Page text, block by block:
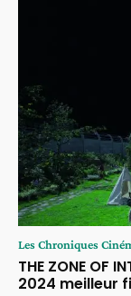
Les Chroniques
THE ZONE OF
2024 meilleur